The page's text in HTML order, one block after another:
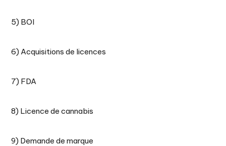
5) BOI
6) Acquisitions de licences
7) FDA
8) Licence de cannabis
9) Demande de marque